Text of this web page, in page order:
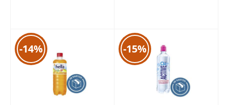
-14% -15%